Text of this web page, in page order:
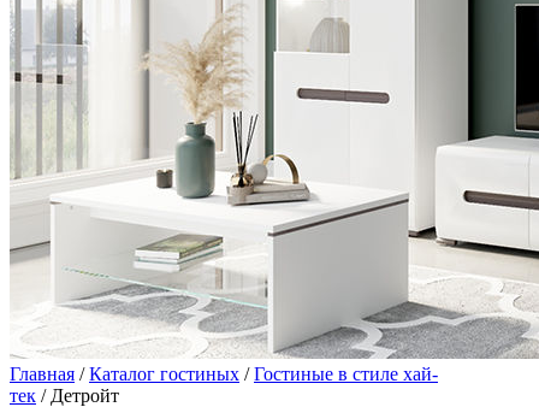
Главная /Каталог гостиных /Гостиные в стиле хай-
тек / Детройт